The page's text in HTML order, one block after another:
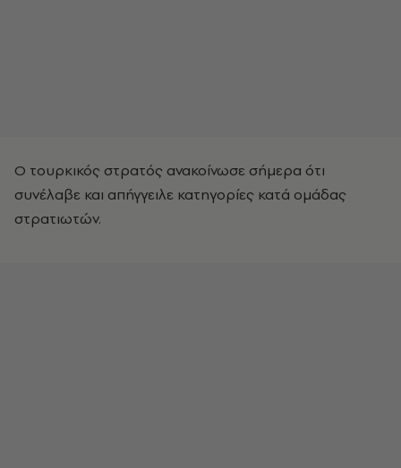
Ο τουρκικός στρατός ανακοίνωσε σήμερα ότι
συνέλαβε και απήγγειλε κατηγορίες κατά ομάδας
στρατιωτών.